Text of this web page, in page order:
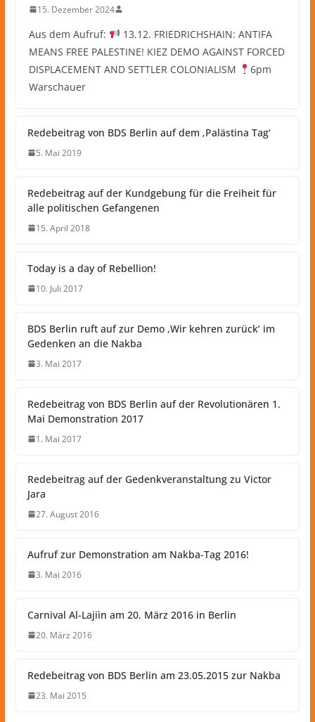
15. Dezember 2024
Aus dem Aufruf:
13.12. FRIEDRICHSHAIN: ANTIFA
MEANS FREE PALESTINE! KIEZ DEMO AGAINST FORCED
DISPLACEMENT AND SETTLER COLONIALISM
6pm
Warschauer
Redebeitrag von BDS Berlin auf dem ‚Palästina Tag‘
5. Mai 2019
Redebeitrag auf der Kundgebung für die Freiheit für
alle politischen Gefangenen
15. April 2018
Today is a day of Rebellion!
10. Juli 2017
BDS Berlin ruft auf zur Demo ‚Wir kehren zurück‘ im
Gedenken an die Nakba
3. Mai 2017
Redebeitrag von BDS Berlin auf der Revolutionären 1.
Mai Demonstration 2017
1. Mai 2017
Redebeitrag auf der Gedenkveranstaltung zu Victor
Jara
27. August 2016
Aufruf zur Demonstration am Nakba-Tag 2016!
3. Mai 2016
Carnival Al-Lajiìn am 20. März 2016 in Berlin
20. März 2016
Redebeitrag von BDS Berlin am 23.05.2015 zur Nakba
23. Mai 2015